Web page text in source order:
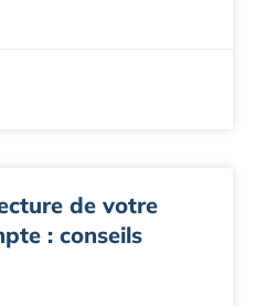
de votre
: conseils